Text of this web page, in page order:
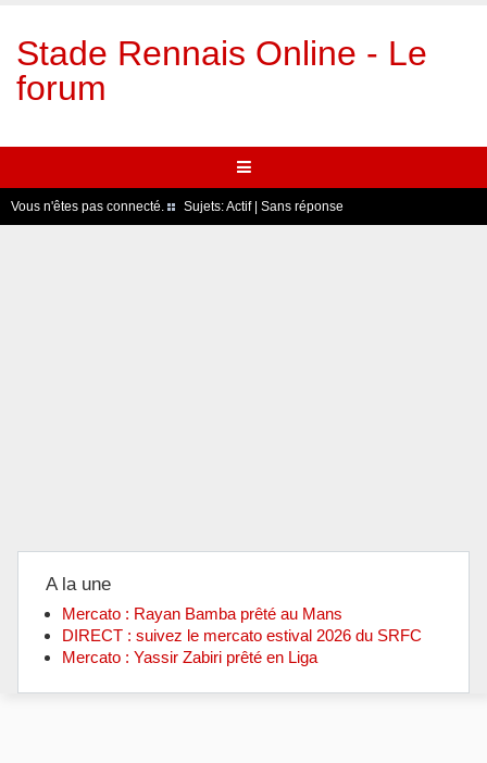
Stade Rennais Online - Le
forum
Vous n'êtes pas connecté. Sujets:Actif| Sans réponse
A la une
Mercato : Rayan Bamba prêté au Mans
DIRECT : suivez le mercato estival 2026 du SRFC
Mercato : Yassir Zabiri prêté en Liga